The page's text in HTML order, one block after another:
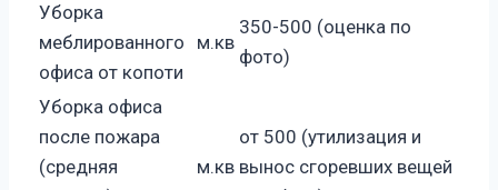
Уборка
меблированного
офиса от копоти
м.кв
350-500 (оценка по
фото)
Уборка офиса
после пожара
(средняя
м.кв
от 500 (утилизация и
вынос сгоревших вещей